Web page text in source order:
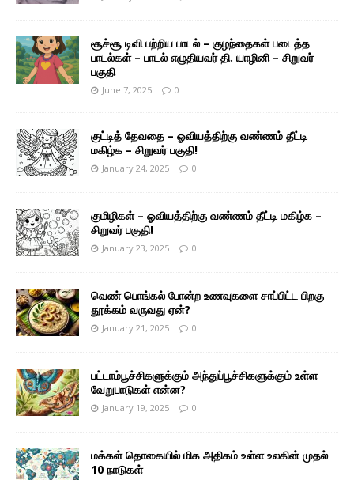
சூச்சூ டிவி பற்றிய பாடல் – குழந்தைகள் படைத்த
பாடல்கள் – பாடல் எழுதியவர் தி. யாழினி – சிறுவர்
பகுதி
June 7, 2025 0
குட்டித் தேவதை – ஓவியத்திற்கு வண்ணம் தீட்டி
மகிழ்க – சிறுவர் பகுதி!
January 24, 2025 0
குமிழிகள் – ஓவியத்திற்கு வண்ணம் தீட்டி மகிழ்க –
சிறுவர் பகுதி!
January 23, 2025 0
வெண் பொங்கல் போன்ற உணவுகளை சாப்பிட்ட பிறகு
தூக்கம் வருவது ஏன்?
January 21, 2025 0
பட்டாம்பூச்சிகளுக்கும் அந்துப்பூச்சிகளுக்கும் உள்ள
வேறுபாடுகள் என்ன?
January 19, 2025 0
மக்கள் தொகையில் மிக அதிகம் உள்ள உலகின் முதல்
10 நாடுகள்